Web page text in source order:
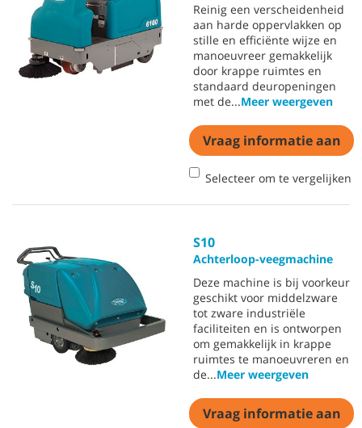
Reinig een verscheidenheid
aan harde oppervlakken op
stille en efficiënte wijze en
manoeuvreer gemakkelijk
door krappe ruimtes en
standaard deuropeningen
met de...Meer weergeven
Vraag informatie aan
Selecteer om te vergelijken
S10
Achterloop-veegmachine
Deze machine is bij voorkeur
geschikt voor middelzware
tot zware industriële
faciliteiten en is ontworpen
om gemakkelijk in krappe
ruimtes te manoeuvreren en
de...Meer weergeven
Vraag informatie aan